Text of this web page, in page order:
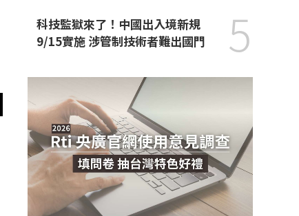
科技監獄來了！中國出入境新規
9/15實施 涉管制技術者難出國門
5